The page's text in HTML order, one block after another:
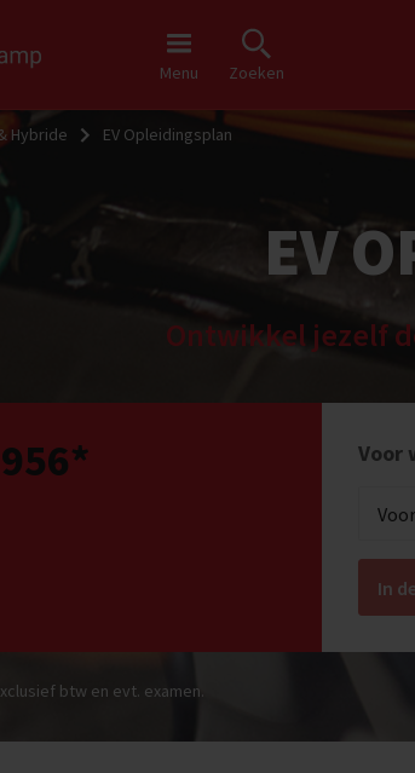
Menu Zoeken
Hybride EV Opleidingsplan
EV
Ontwikkel jezelf
* Voor
In
btw en evt. examen.